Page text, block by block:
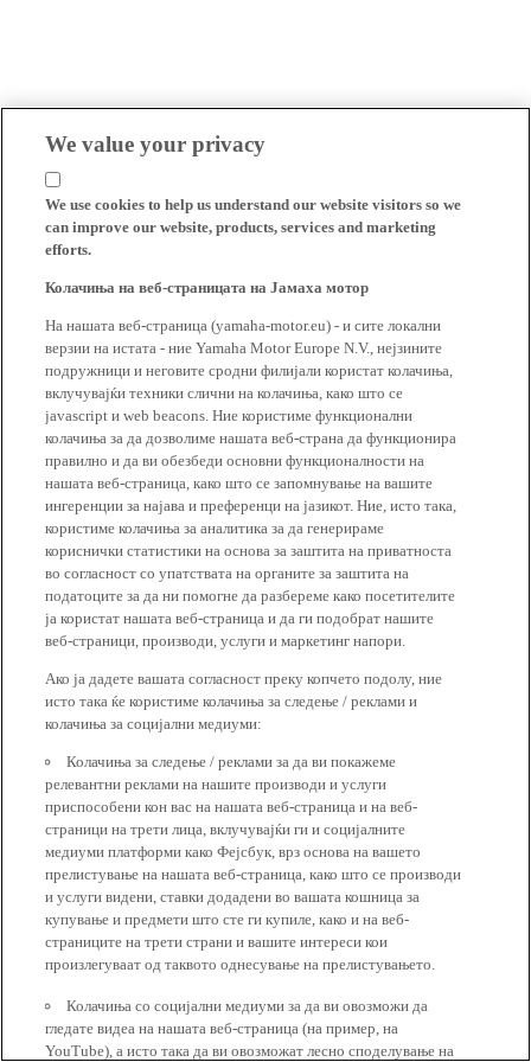
We value your privacy
We use cookies to help us understand our website visitors so we
can improve our website, products, services and marketing
efforts.
Колачиња на веб-страницата на Јамаха мотор
На нашата веб-страница (yamaha-motor.eu) - и сите локални
верзии на истата - ние Yamaha Motor Europe N.V., нејзините
подружници и неговите сродни филијали користат колачиња,
вклучувајќи техники слични на колачиња, како што се
javascript и web beacons. Ние користиме функционални
колачиња за да дозволиме нашата веб-страна да функционира
правилно и да ви обезбеди основни функционалности на
нашата веб-страница, како што се запомнување на вашите
ингеренции за најава и преференци на јазикот. Ние, исто така,
користиме колачиња за аналитика за да генерираме
кориснички статистики на основа за заштита на приватноста
во согласност со упатствата на органите за заштита на
податоците за да ни помогне да разбереме како посетителите
ја користат нашата веб-страница и да ги подобрат нашите
веб-страници, производи, услуги и маркетинг напори.
Ако ја дадете вашата согласност преку копчето подолу, ние
исто така ќе користиме колачиња за следење / реклами и
колачиња за социјални медиуми:
Колачиња за следење / реклами за да ви покажеме
релевантни реклами на нашите производи и услуги
приспособени кон вас на нашата веб-страница и на веб-
страници на трети лица, вклучувајќи ги и социјалните
медиуми платформи како Фејсбук, врз основа на вашето
прелистување на нашата веб-страница, како што се производи
и услуги видени, ставки додадени во вашата кошница за
купување и предмети што сте ги купиле, како и на веб-
страниците на трети страни и вашите интереси кои
произлегуваат од таквото однесување на прелистувањето.
Колачиња со социјални медиуми за да ви овозможи да
гледате видеа на нашата веб-страница (на пример, на
YouTube), а исто така да ви овозможат лесно споделување на